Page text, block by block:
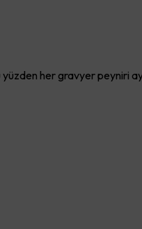
her gravyer peyniri